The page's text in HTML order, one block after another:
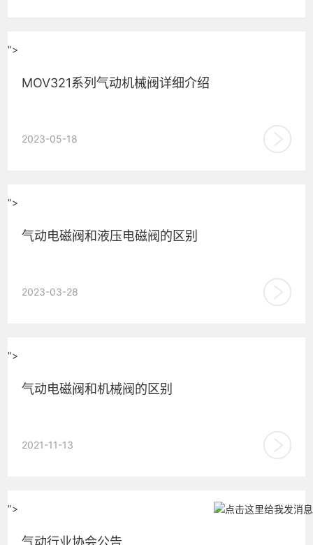
">
MOV321系列气动机械阀详细介绍
MOV321系列气动机械阀是一款高品质的亚德客型气动机械
阀，其接口尺寸为1/8英寸。该系列包含多种型号，如基本型
2023-05-18
">
气动电磁阀和液压电磁阀的区别
气动电磁阀和液压电磁阀都是控制阀门的一种类型，它们的区
别在于工作介质和应用领域不同。 气动电磁阀主要用于控制气
2023-03-28
">
气动电磁阀和机械阀的区别
气动电磁阀属于电控操作，通过介质空气来切换工作，机械阀
2021-11-13
">
气动行业协会公告